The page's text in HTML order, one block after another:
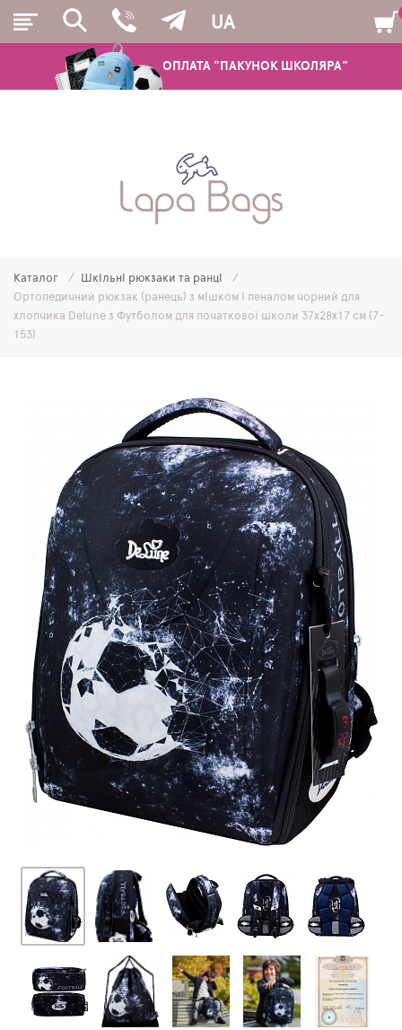
ОПЛАТА "ПАКУНОК ШКОЛЯРА"
UA
ШКІЛЬНІ РЮКЗАКИ ТА РАНЦІ
МОЛОДІЖНІ РЮКЗАКИ
ПЕНАЛИ
SCHOOL STANDARD
SKYNAME
РОЗПРОДАЖ
Каталог
Шкільні рюкзаки та ранці
Ортопедичний рюкзак (ранець) з мішком і пеналом чорний для
хлопчика Delune з Футболом для початкової школи 37х28х17 см (7-
153)